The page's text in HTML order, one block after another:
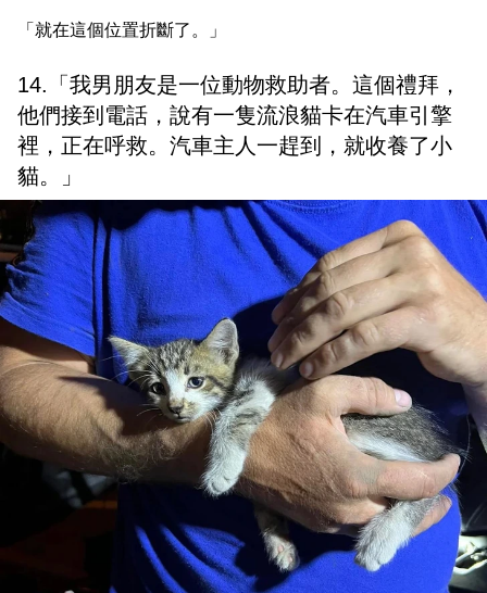
「就在這個位置折斷了。」
14.「我男朋友是一位動物救助者。這個禮拜，
他們接到電話，說有一隻流浪貓卡在汽車引擎
裡，正在呼救。汽車主人一趕到，就收養了小
貓。」